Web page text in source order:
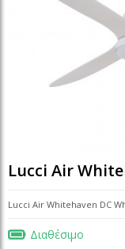
Lucci Air
Lucci Air Whitehaven DC
Διαθέσιμο